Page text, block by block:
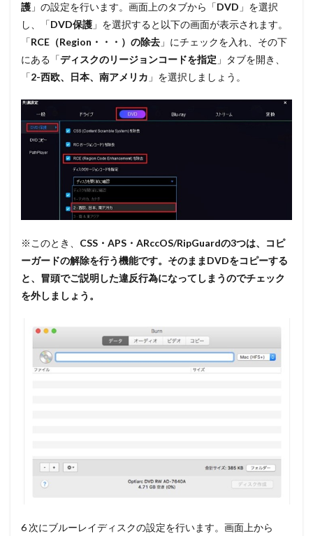
護 」の設定を行います。画面上のタブから 「DVD 」 を選択
し、
「DVD保護 」 を選択すると以下の画面が表示されます。
「RCE（Region・・・）の除去 」にチェックを入れ、その下
にある 「ディスクのリージョンコードを指定 」 タブを開き、
「2-西欧、日本、南アメリカ 」 を選択しましょう。
※このとき、 CSS・APS・ARccOS/RipGuardの3つは、コピ
ーガードの解除を行う機能です。そのままDVDをコピーする
と、冒頭でご説明した違反行為になってしまうのでチェック
を外しましょう。
6 次にブルーレイディスクの設定を行います。画面上から